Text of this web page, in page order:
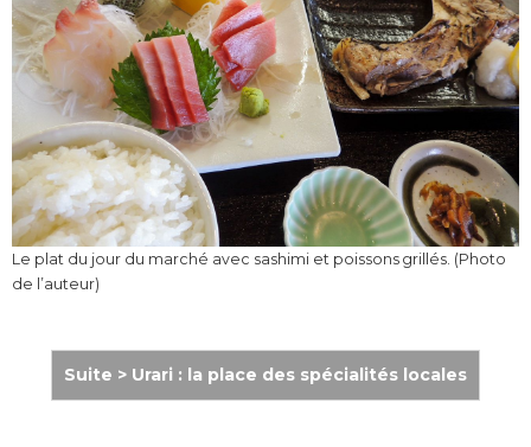
Le plat du jour du marché avec sashimi et poissons grillés. (Photo
de l’auteur)
Suite > Urari : la place des spécialités locales